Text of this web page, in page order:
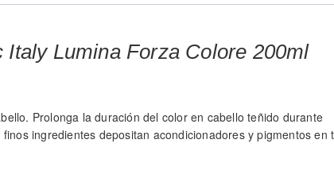
Lumina Forza Colore 200ml
Prolonga la duración del color en cabello teñido durante
ingredientes depositan acondicionadores y pigmentos en